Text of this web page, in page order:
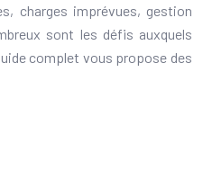
charges imprévues, gestion
sont les défis auxquels
complet vous propose des